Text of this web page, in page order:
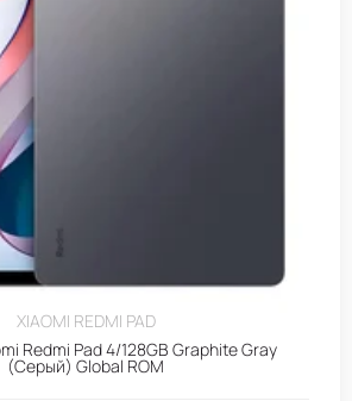
XIAOMI REDMI PAD
Redmi Pad 4/128GB Graphite Gray
(Серый) Global ROM